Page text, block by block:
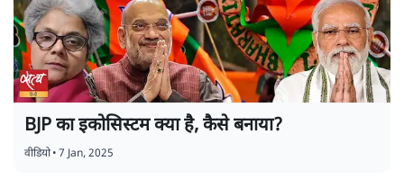
BJP का इकोसिस्टम क्या है, कैसे बनाया?
वीडियो•7 Jan, 2025